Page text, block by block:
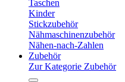
Taschen
Kinder
Stickzubehör
Nähmaschinenzubehör
Nähen-nach-Zahlen
Zubehör
Zur Kategorie Zubehör